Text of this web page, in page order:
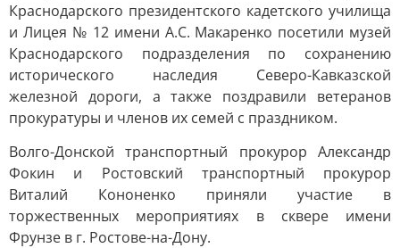
Краснодарского президентского кадетского училища
и Лицея № 12 имени А.С. Макаренко посетили музей
Краснодарского подразделения по сохранению
исторического наследия Северо-Кавказской
железной дороги, а также поздравили ветеранов
прокуратуры и членов их семей с праздником.
Волго-Донской транспортный прокурор Александр
Фокин и Ростовский транспортный прокурор
Виталий Кононенко приняли участие в
торжественных мероприятиях в сквере имени
Фрунзе в г. Ростове-на-Дону.